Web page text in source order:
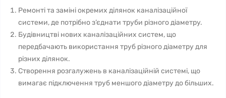
Ремонті та заміні окремих ділянок каналізаційної
системи, де потрібно з’єднати труби різного діаметру.
Будівництві нових каналізаційних систем, що
передбачають використання труб різного діаметру для
різних ділянок.
Створення розгалужень в каналізаційній системі, що
вимагає підключення труб меншого діаметру до більших.